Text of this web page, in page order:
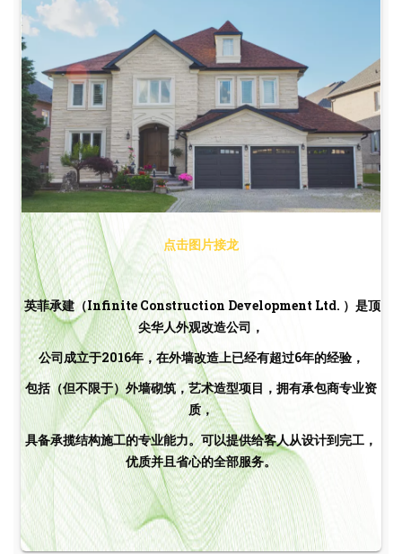
点击图片接龙
英菲承建（Infinite Construction Development Ltd. ）是顶
尖华人外观改造公司，
公司成立于2016年，在外墙改造上已经有超过6年的经验，
包括（但不限于）外墙砌筑，艺术造型项目，拥有承包商专业资
质，
具备承揽结构施工的专业能力。可以提供给客人从设计到完工，
优质并且省心的全部服务。